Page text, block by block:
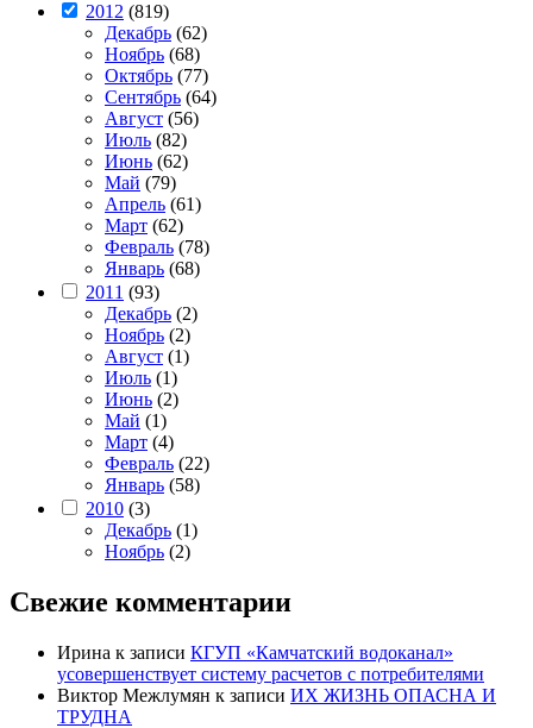
2012 (819)
Декабрь (62)
Ноябрь (68)
Октябрь (77)
Сентябрь (64)
Август (56)
Июль (82)
Июнь (62)
Май (79)
Апрель (61)
Март (62)
Февраль (78)
Январь (68)
2011 (93)
Декабрь (2)
Ноябрь (2)
Август (1)
Июль (1)
Июнь (2)
Май (1)
Март (4)
Февраль (22)
Январь (58)
2010 (3)
Декабрь (1)
Ноябрь (2)
Свежие комментарии
Ирина к записи КГУП «Камчатский водоканал»
усовершенствует систему расчетов с потребителями
Виктор Межлумян к записи ИХ ЖИЗНЬ ОПАСНА И
ТРУДНА